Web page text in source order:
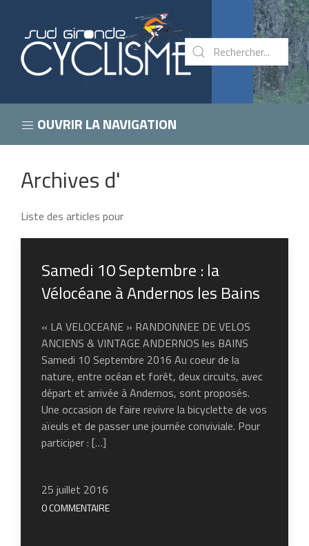
OUVRIR LA NAVIGATION
Archives d'
Liste des articles pour
Samedi 10 Septembre : la
Vélocéane à Andernos les Bains
« LA VELOCEANE » RANDONNEE DE VELOS
ANCIENS & VINTAGE ANDERNOS les BAINS
Samedi 10 Septembre 2016 Au coeur de la
nature, entre océan et forêt, deux circuits, avec
départ et arrivée à Andernos, sont proposés.
Une occasion de faire revivre la bicyclette de vos
aïeuls et de passer une journée conviviale. Pour
participer : […]
25 juillet 2016
0 COMMENTAIRE